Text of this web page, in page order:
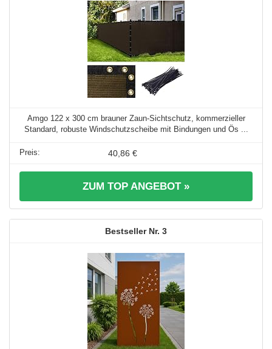
Amgo 122 x 300 cm brauner Zaun-Sichtschutz, kommerzieller
Standard, robuste Windschutzscheibe mit Bindungen und Ös ...
40,86 €
ZUM TOP ANGEBOT »
3